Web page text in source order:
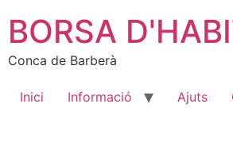
BORSA
Conca de Barberà
Inici Informació Ajuts